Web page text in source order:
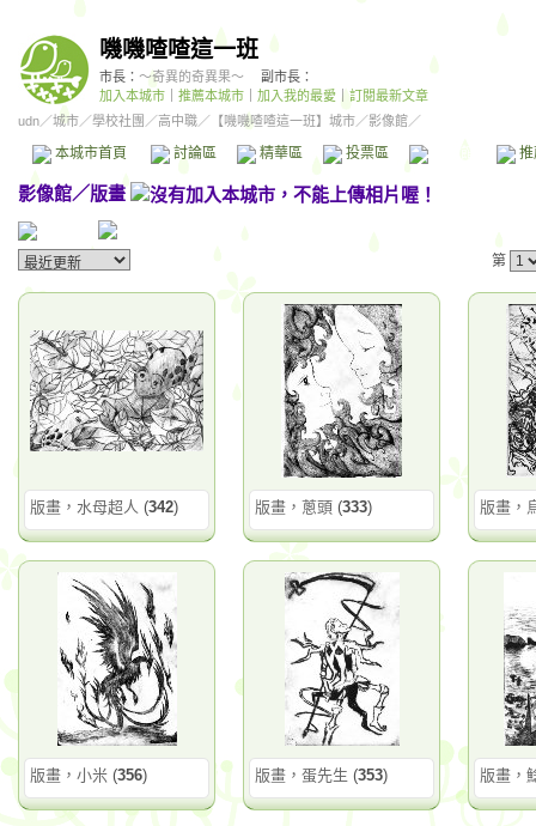
嘰嘰喳喳這一班
市長： ～奇異的奇異果～
副市長：
加入本城市
推薦本城市 加入我的最愛 ｜ 訂閱最新文章
udn／城市／學校社團 ／高中職／ 【嘰嘰喳喳這一班】城市／影像館／
本城市首頁 討論區 精華區 投票區 影像館
影像館／版畫
第
版畫，水母超人 (342) 版畫，蔥頭 (333) 版畫，
版畫，小米 (356) 版畫，蛋先生 (353) 版畫，